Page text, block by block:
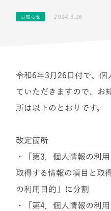
お知らせ 2024.3.26
令和6年3月26日付で、個
ていただきますので、お
所は以下のとおりです。
改定箇所
・「第3．個人情報の利
取得する情報の項目と取
の利用目的」に分割
・「第4．個人情報の利